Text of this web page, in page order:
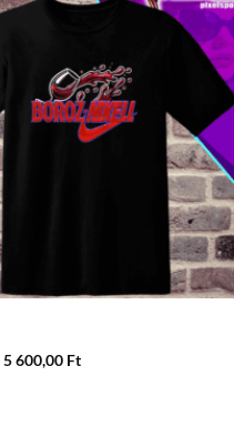
5 600,00 FtÁrtartomány: